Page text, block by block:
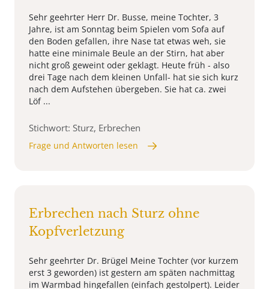
Sehr geehrter Herr Dr. Busse, meine Tochter, 3
Jahre, ist am Sonntag beim Spielen vom Sofa auf
den Boden gefallen, ihre Nase tat etwas weh, sie
hatte eine minimale Beule an der Stirn, hat aber
nicht groß geweint oder geklagt. Heute früh - also
drei Tage nach dem kleinen Unfall- hat sie sich kurz
nach dem Aufstehen übergeben. Sie hat ca. zwei
Löf ...
Stichwort: Sturz, Erbrechen
Frage und Antworten lesen
Erbrechen nach Sturz ohne
Kopfverletzung
Sehr geehrter Dr. Brügel Meine Tochter (vor kurzem
erst 3 geworden) ist gestern am späten nachmittag
im Warmbad hingefallen (einfach gestolpert). Leider